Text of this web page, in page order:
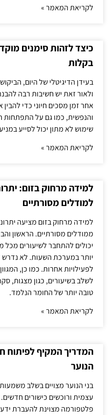
לקריאת המאמר »
כיצד לזהות סימנים
בקלות
בעידן הדיגיטלי של היום,
ולאור זאת יש חשיבות רבה
אחר זמן מסכים חיוני כדי
והנפשית, כמו גם על התפתחות
שימוש לא מתון יכול לסייע
לקריאת המאמר »
למידה מרחוק בזום:
למודלים מסורתיים
למידה מרחוק בזום מציעה
ממודלים מסורתיים. הראשון
יכולים להתחבר לשיעורים
יותר במערכת השעות. לא נדרש
לפעילויות אחרות. כמו כן,
לשלב בשיעורים, כגון מצגות,
טובה יותר של החומר הנלמד.
לקריאת המאמר »
המדריך המקיף לפיתוח
הנוער
בני הנוער מצויים בשלב
עצמית ורוכשים כישורים חדשים.
פלטפורמה מצוינת להעברת